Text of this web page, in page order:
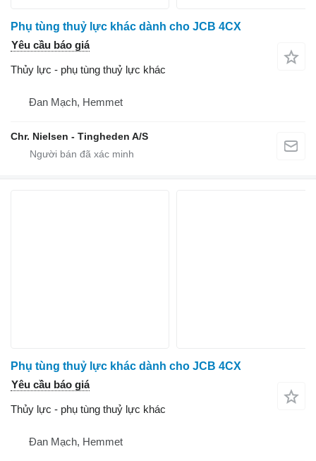
Phụ tùng thuỷ lực khác dành cho JCB 4CX
Yêu cầu báo giá
Thủy lực - phụ tùng thuỷ lực khác
Đan Mạch, Hemmet
Chr. Nielsen - Tingheden A/S
Phụ tùng thuỷ lực khác dành cho JCB 4CX
Yêu cầu báo giá
Thủy lực - phụ tùng thuỷ lực khác
Đan Mạch, Hemmet